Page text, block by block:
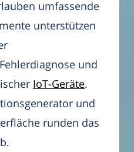
umfassende
unterstützen
und
IoT-Geräte.
und
runden das